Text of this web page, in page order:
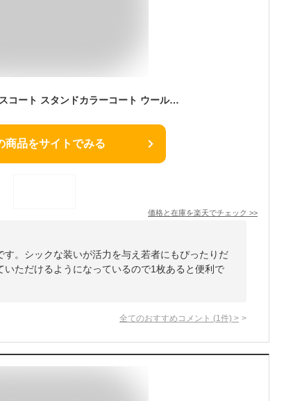
コート メンズ ビジネスコート スタンドカラーコート ウールライク素材 ボンディング加工 中綿裏地 撥水加工 S M L LL 3L
商品をサイトでみる
価格と在庫を楽天でチェック >>
。シックな装いが活力を与え若者にもぴったりだ
ただけるようになっているので1枚あると便利で
全てのおすすめコメント (1 件) >